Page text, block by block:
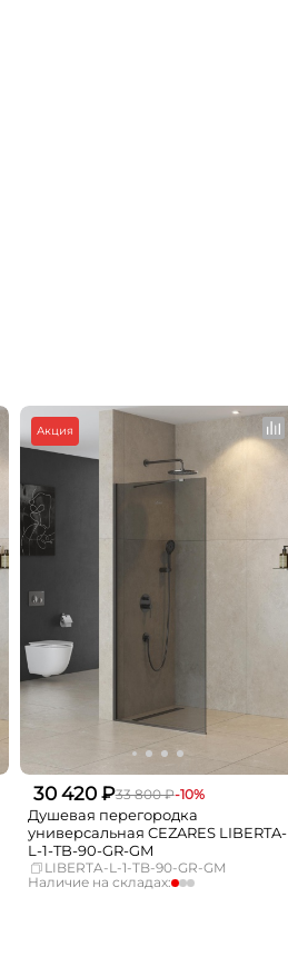
Акция
30 420 ₽33 800 ₽-10%
Душевая перегородка
универсальная CEZARES LIBERTA-
L-1-TB-90-GR-GM
LIBERTA-L-1-TB-90-GR-GM
Наличие на складах: